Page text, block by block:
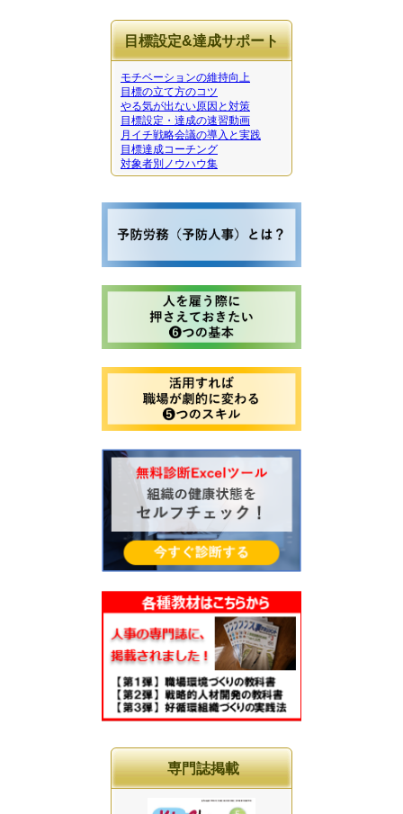
目標設定&達成サポート
モチベーションの維持向上
目標の立て方のコツ
やる気が出ない原因と対策
目標設定・達成の速習動画
月イチ戦略会議の導入と実践
目標達成コーチング
対象者別ノウハウ集
専門誌掲載